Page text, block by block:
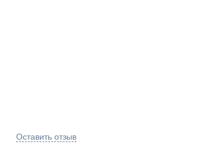
Оставить отзыв